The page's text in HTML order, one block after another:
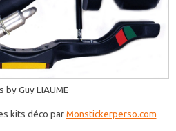
by Guy LIAUME
kits déco parMonstickerperso.com